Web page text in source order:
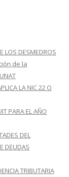
LOS DESMEDROS
de la
LA NIC 22 O
PARA EL AÑO
DEL
DEUDAS
TRIBUTARIA